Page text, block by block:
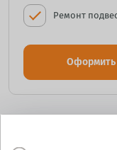
Ремонт
Оформить